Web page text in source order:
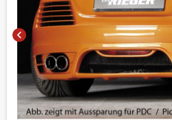
chevron_left